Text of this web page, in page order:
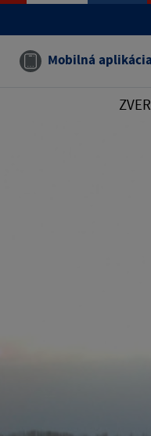
Mobilná aplikácia